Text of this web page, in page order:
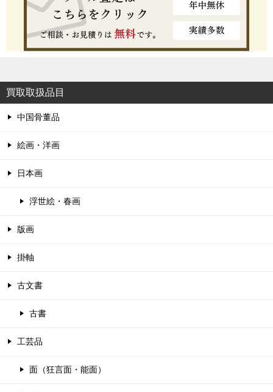
買取取扱品目
中国骨董品
絵画・洋画
日本画
浮世絵・春画
版画
掛軸
古文書
古書
工芸品
面（狂言面・能面）